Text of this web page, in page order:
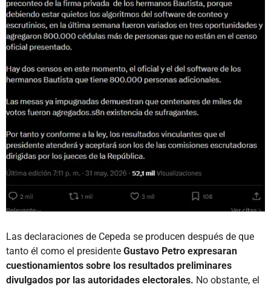
Las declaraciones de Cepeda se producen después de que
tanto él como el presidente Gustavo Petro expresaran
cuestionamientos sobre los resultados preliminares
divulgados por las autoridades electorales. No obstante, el